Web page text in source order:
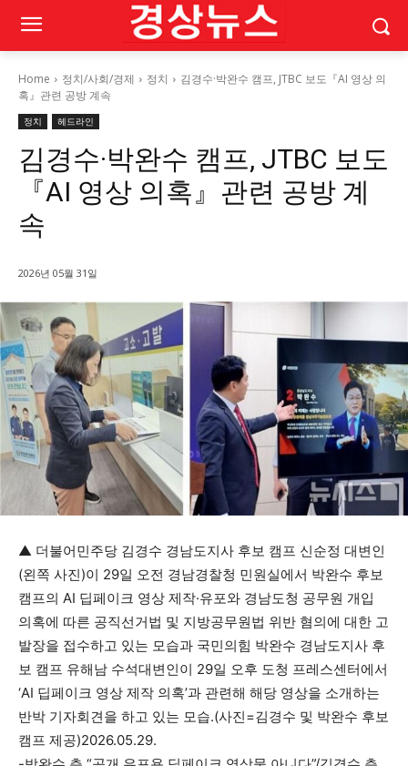
Home 정치/사회/경제 정치
김경수·박완수 캠프, JTBC 보도『AI 영상 의
혹』관련 공방 계속
정치 헤드라인
김경수·박완수 캠프, JTBC 보도
『AI 영상 의혹』관련 공방 계
속
2026년 05월 31일
▲ 더불어민주당 김경수 경남도지사 후보 캠프 신순정 대변인
(왼쪽 사진)이 29일 오전 경남경찰청 민원실에서 박완수 후보
캠프의 AI 딥페이크 영상 제작·유포와 경남도청 공무원 개입
의혹에 따른 공직선거법 및 지방공무원법 위반 혐의에 대한 고
발장을 접수하고 있는 모습과 국민의힘 박완수 경남도지사 후
보 캠프 유해남 수석대변인이 29일 오후 도청 프레스센터에서
‘AI 딥페이크 영상 제작 의혹’과 관련해 해당 영상을 소개하는
반박 기자회견을 하고 있는 모습.(사진=김경수 및 박완수 후보
캠프 제공)2026.05.29.